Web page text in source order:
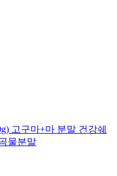
고구마+마 분말 건강쉐
물분말